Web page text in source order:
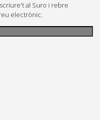
al Suro i rebre
electrònic.